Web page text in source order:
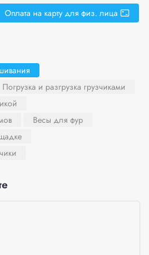
Оплата на карту для физ. лица
Погрузка и разгрузка грузчиками
Весы для фур